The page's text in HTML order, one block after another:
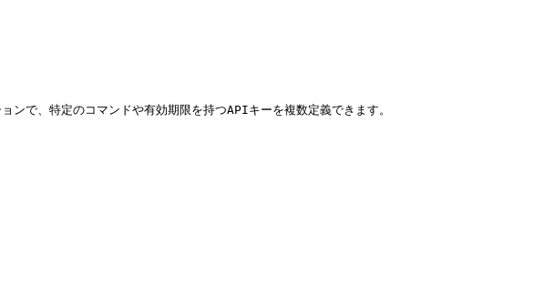
特定のコマンドや有効期限を持つAPIキーを複数定義できます。